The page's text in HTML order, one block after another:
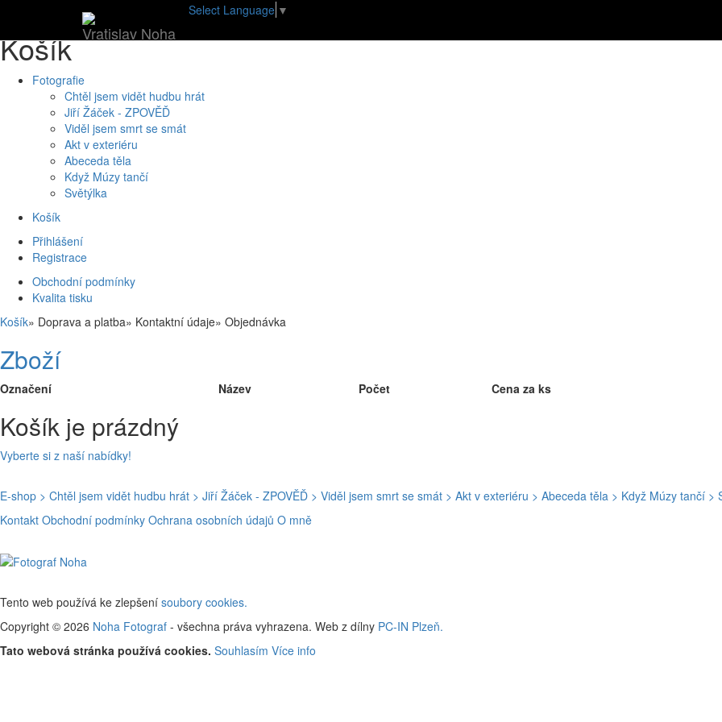
Vratislav Noha
Select Language ▼
Košík
Košík
Fotografie
Chtěl jsem vidět hudbu hrát
Jiří Žáček - ZPOVĚĎ
Viděl jsem smrt se smát
Akt v exteriéru
Abeceda těla
Když Múzy tančí
Světýlka
Košík
Přihlášení
Registrace
Obchodní podmínky
Kvalita tisku
Košík» Doprava a platba» Kontaktní údaje» Objednávka
Zboží
Označení Název Počet Cena za ks
Košík je prázdný
Vyberte si z naší nabídky!
E-shop > Chtěl jsem vidět hudbu hrát > Jiří Žáček - ZPOVĚĎ > Viděl jsem smrt se smát > Akt v exteriéru > Abeceda těla > Když Múzy tančí >
Kontakt Obchodní podmínky Ochrana osobních údajů O mně
Tento web používá ke zlepšení soubory cookies.
Copyright © 2026 Noha Fotograf - všechna práva vyhrazena. Web z dílny PC-IN Plzeň.
Tato webová stránka používá cookies. Souhlasím Více info